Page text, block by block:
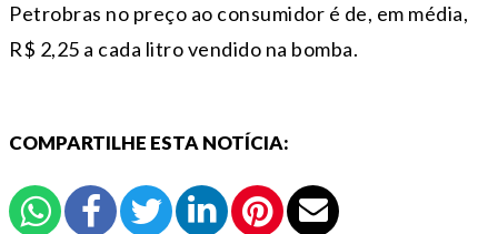
Petrobras no preço ao consumidor é de, em média,
R$ 2,25 a cada litro vendido na bomba.
COMPARTILHE ESTA NOTÍCIA: